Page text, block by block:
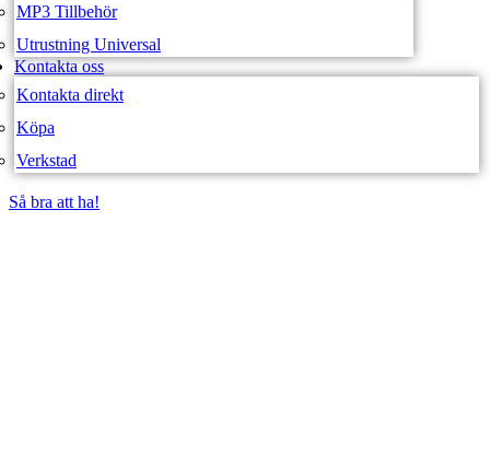
MP3 Tillbehör
Utrustning Universal
Kontakta oss
Kontakta direkt
Köpa
Verkstad
Så bra att ha!